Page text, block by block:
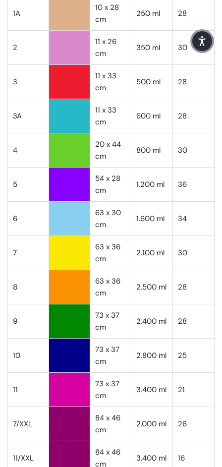
1A
10 x 28
cm
250 ml 28
2
11 x 26
cm
350 ml 30
3
11 x 33
cm
500 ml 28
3A
11 x 33
cm
600 ml 28
4
20 x 44
cm
800 ml 30
5
54 x 28
cm
1.200 ml 36
6
63 x 30
cm
1.600 ml 34
7
63 x 36
cm
2.100 ml 30
8
63 x 36
cm
2.500 ml 28
9
73 x 37
cm
2.400 ml 28
10
73 x 37
cm
2.800 ml 25
11
73 x 37
cm
3.400 ml 21
7/XXL
84 x 46
cm
2.000 ml 26
11/XXL
84 x 46
cm
3.400 ml 16